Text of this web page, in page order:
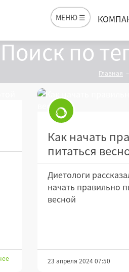
МЕНЮ ☰
Поиск по
Главная
Как начать
питаться
Диетологи
начать правильно
весной
23 апреля 2024 07:50